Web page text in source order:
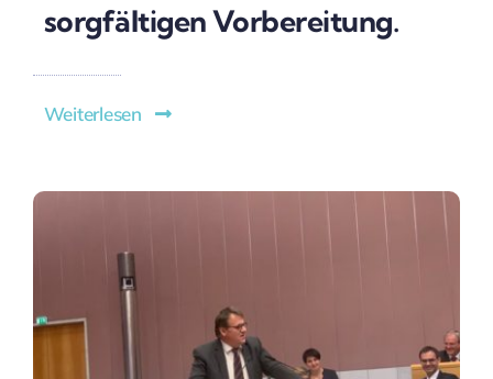
sorgfältigen Vorbereitung.
Weiterlesen